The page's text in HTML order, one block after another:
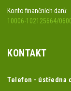
Konto finančních darů:
10006-102125664/
KONTAKT
Telefon - ústředna